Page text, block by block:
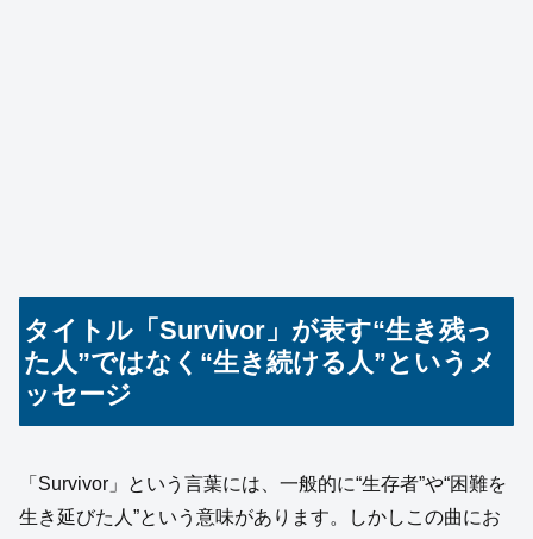
タイトル「Survivor」が表す“生き残っ
た人”ではなく“生き続ける人”というメ
ッセージ
「Survivor」という言葉には、一般的に“生存者”や“困難を
生き延びた人”という意味があります。しかしこの曲にお